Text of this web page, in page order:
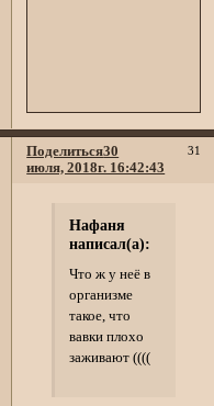
Поделиться 31
30
июля, 2018г. 16:42:43
Нафаня
написал(а):
Что ж у неё в
организме
такое, что
вавки плохо
заживают ((((